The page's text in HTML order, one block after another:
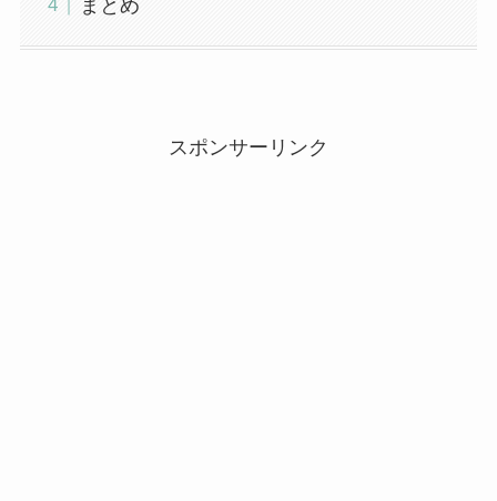
まとめ
スポンサーリンク